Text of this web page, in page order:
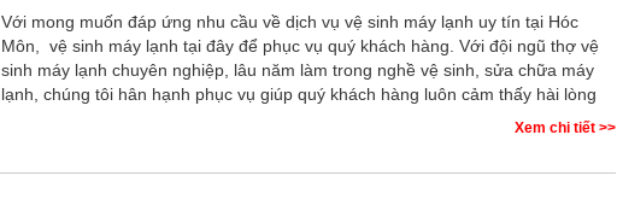
Với mong muốn đáp ứng nhu cầu về dịch vụ vệ sinh máy lạnh uy tín tại Hóc
Môn, vệ sinh máy lạnh tại đây để phục vụ quý khách hàng. Với đội ngũ thợ vệ
sinh máy lạnh chuyên nghiệp, lâu năm làm trong nghề vệ sinh, sửa chữa máy
lạnh, chúng tôi hân hạnh phục vụ giúp quý khách hàng luôn cảm thấy hài lòng
Xem chi tiết >>